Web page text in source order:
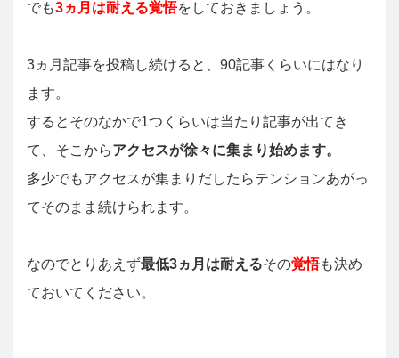
でも3ヵ月は耐える覚悟をしておきましょう。
3ヵ月記事を投稿し続けると、90記事くらいにはなり
ます。
するとそのなかで1つくらいは当たり記事が出てき
て、そこからアクセスが徐々に集まり始めます。
多少でもアクセスが集まりだしたらテンションあがっ
てそのまま続けられます。
なのでとりあえず最低3ヵ月は耐えるその覚悟も決め
ておいてください。